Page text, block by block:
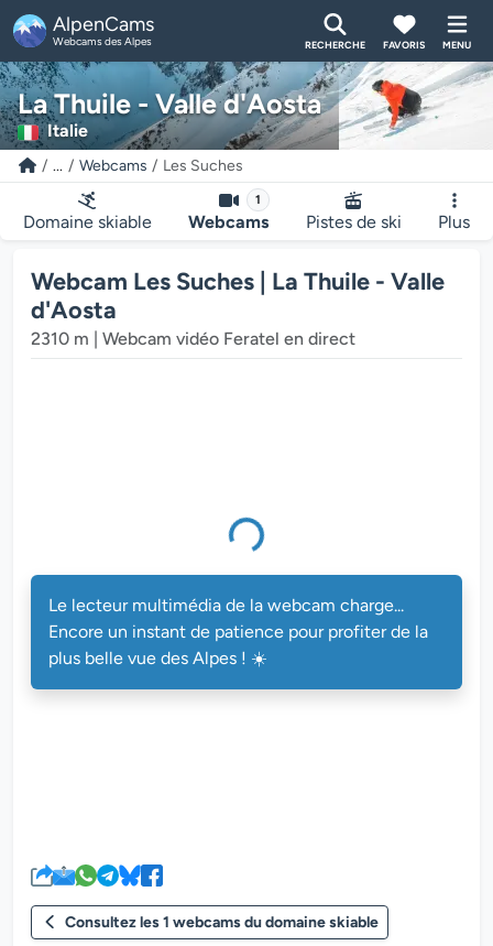
AlpenCams
Webcams des Alpes RECHERCHE FAVORIS MENU
La Thuile - Valle d'Aosta
Italie
... Webcams Les Suches
Domaine skiable
1
Webcams Pistes de ski Plus
Webcam Les Suches | La Thuile - Valle
d'Aosta
2310 m | Webcam vidéo Feratel en direct
Le lecteur multimédia de la webcam charge...
Encore un instant de patience pour profiter de la
plus belle vue des Alpes ! ☀️
Consultez les 1 webcams du domaine skiable